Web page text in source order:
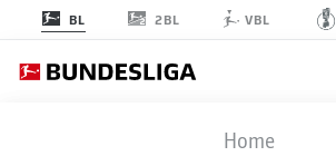
BL 2BL VBL
Home